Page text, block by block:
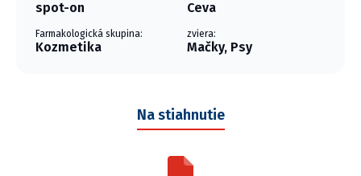
spot-on Ceva
Farmakologická skupina:
Kozmetika
zviera:
Mačky, Psy
Na stiahnutie